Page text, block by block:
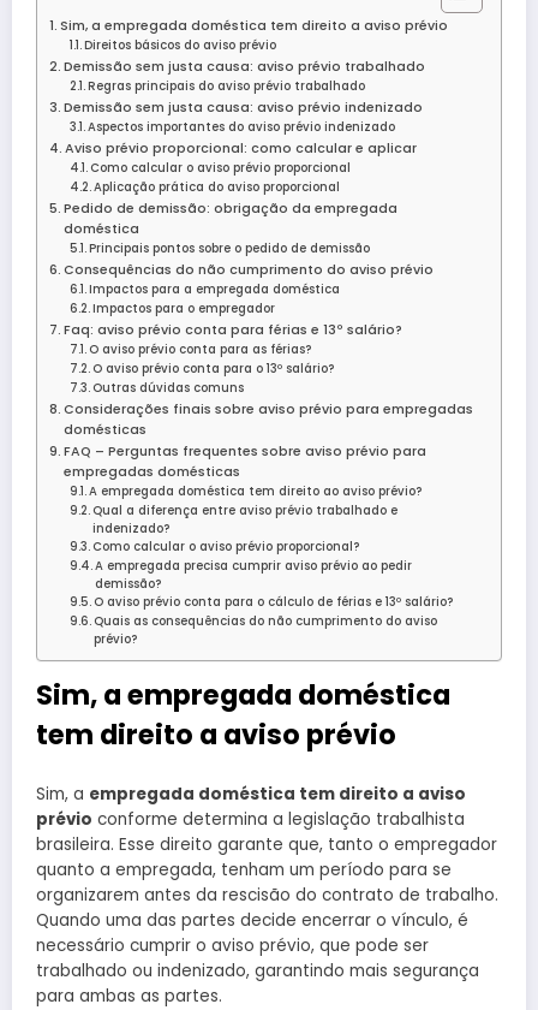
Sim, a empregada doméstica tem direito a aviso prévio
Direitos básicos do aviso prévio
Demissão sem justa causa: aviso prévio trabalhado
Regras principais do aviso prévio trabalhado
Demissão sem justa causa: aviso prévio indenizado
Aspectos importantes do aviso prévio indenizado
Aviso prévio proporcional: como calcular e aplicar
Como calcular o aviso prévio proporcional
Aplicação prática do aviso proporcional
Pedido de demissão: obrigação da empregada
doméstica
Principais pontos sobre o pedido de demissão
Consequências do não cumprimento do aviso prévio
Impactos para a empregada doméstica
Impactos para o empregador
Faq: aviso prévio conta para férias e 13º salário?
O aviso prévio conta para as férias?
O aviso prévio conta para o 13º salário?
Outras dúvidas comuns
Considerações finais sobre aviso prévio para empregadas
domésticas
FAQ – Perguntas frequentes sobre aviso prévio para
empregadas domésticas
A empregada doméstica tem direito ao aviso prévio?
Qual a diferença entre aviso prévio trabalhado e
indenizado?
Como calcular o aviso prévio proporcional?
A empregada precisa cumprir aviso prévio ao pedir
demissão?
O aviso prévio conta para o cálculo de férias e 13º salário?
Quais as consequências do não cumprimento do aviso
prévio?
Sim, a empregada doméstica
tem direito a aviso prévio
Sim, a empregada doméstica tem direito a aviso
prévio conforme determina a legislação trabalhista
brasileira. Esse direito garante que, tanto o empregador
quanto a empregada, tenham um período para se
organizarem antes da rescisão do contrato de trabalho.
Quando uma das partes decide encerrar o vínculo, é
necessário cumprir o aviso prévio, que pode ser
trabalhado ou indenizado, garantindo mais segurança
para ambas as partes.